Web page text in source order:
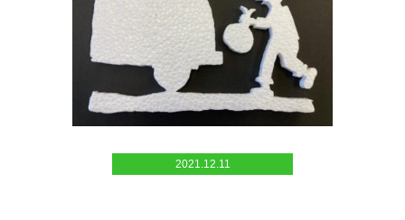
2021.12.11